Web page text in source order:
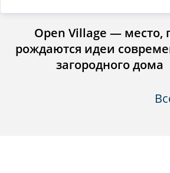
Open Village — место,
рождаются идеи
загородного дома